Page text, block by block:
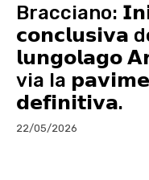
Bracciano:
𝗰𝗼𝗻𝗰𝗹𝘂𝘀𝗶𝘃𝗮
𝗹𝘂𝗻𝗴𝗼𝗹𝗮𝗴𝗼
via la
𝗱𝗲𝗳𝗶𝗻𝗶𝘁𝗶𝘃𝗮.
22/05/2026